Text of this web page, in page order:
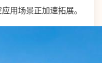
用场景正加速拓展。